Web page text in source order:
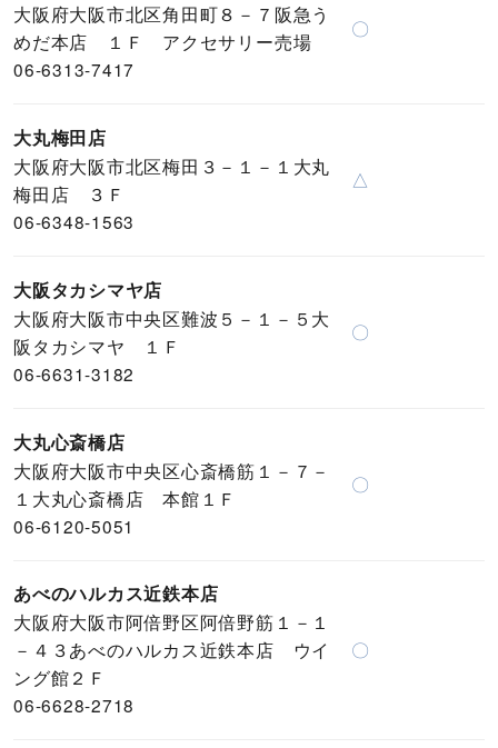
大阪府大阪市北区角田町８－７阪急う
めだ本店 １Ｆ アクセサリー売場
06-6313-7417
〇
大丸梅田店
大阪府大阪市北区梅田３－１－１大丸
梅田店 ３Ｆ
06-6348-1563
△
大阪タカシマヤ店
大阪府大阪市中央区難波５－１－５大
阪タカシマヤ １Ｆ
06-6631-3182
〇
大丸心斎橋店
大阪府大阪市中央区心斎橋筋１－７－
１大丸心斎橋店 本館１Ｆ
06-6120-5051
〇
あべのハルカス近鉄本店
大阪府大阪市阿倍野区阿倍野筋１－１
－４３あべのハルカス近鉄本店 ウイ
ング館２Ｆ
06-6628-2718
〇